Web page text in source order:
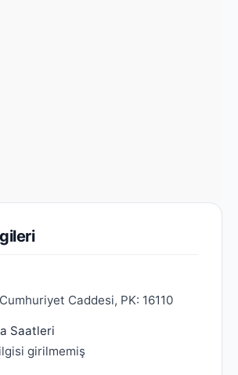
Caddesi, PK: 16110
Saatleri
girilmemiş